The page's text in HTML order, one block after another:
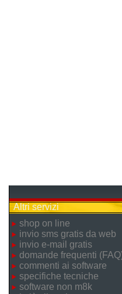
Altri servizi
shop on line
invio sms gratis da web
invio e-mail gratis
domande frequenti
commenti ai software
specifiche tecniche
software non m8k